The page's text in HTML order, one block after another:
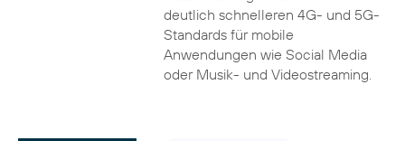
deutlich schnelleren 4G- und 5G-
Standards für mobile
Anwendungen wie Social Media
oder Musik- und Videostreaming.